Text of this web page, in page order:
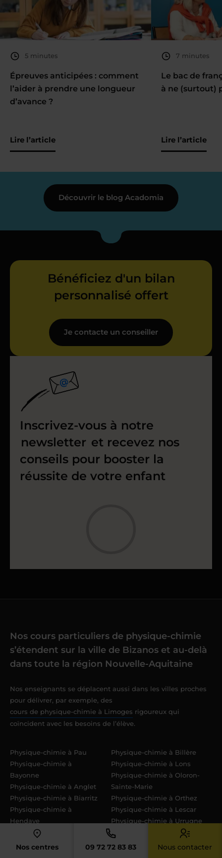
Nos centres 09 72 72 83 83 Nous contacter
5 minutes
Épreuves anticipées : comment
l’aider à prendre une longueur
d’avance ?
Lire l’article
7 minutes
Le bac de
à ne (surtout)
Lire l’article
Découvrir le blog Acadomia
Bénéficiez d'un bilan
personnalisé offert
Je contacte un conseiller
Inscrivez-vous à notre
newsletter et recevez nos
conseils pour booster la
réussite de votre enfant
Nos cours particuliers de physique-chimie
s’étendent sur la ville de Bizanos et au-delà
dans toute la région Nouvelle-Aquitaine
Nos enseignants se déplacent aussi dans les villes proches
pour délivrer, par exemple, des
cours de physique-chimie à Limoges rigoureux qui
coïncident avec les besoins de l’élève.
Physique-chimie à Pau
Physique-chimie à
Bayonne
Physique-chimie à Anglet
Physique-chimie à Biarritz
Physique-chimie à
Hendaye
Physique-chimie à Saint-
Jean-de-Luz
Physique-chimie à Billère
Physique-chimie à Lons
Physique-chimie à Oloron-
Sainte-Marie
Physique-chimie à Orthez
Physique-chimie à Lescar
Physique-chimie à Urrugne